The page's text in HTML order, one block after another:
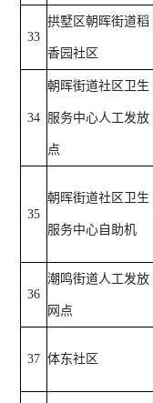
33
拱墅区朝晖街道稻
香园社区
34
朝晖街道社区卫生
服务中心人工发放
点
35
朝晖街道社区卫生
服务中心自助机
36
潮鸣街道人工发放
网点
37 体东社区